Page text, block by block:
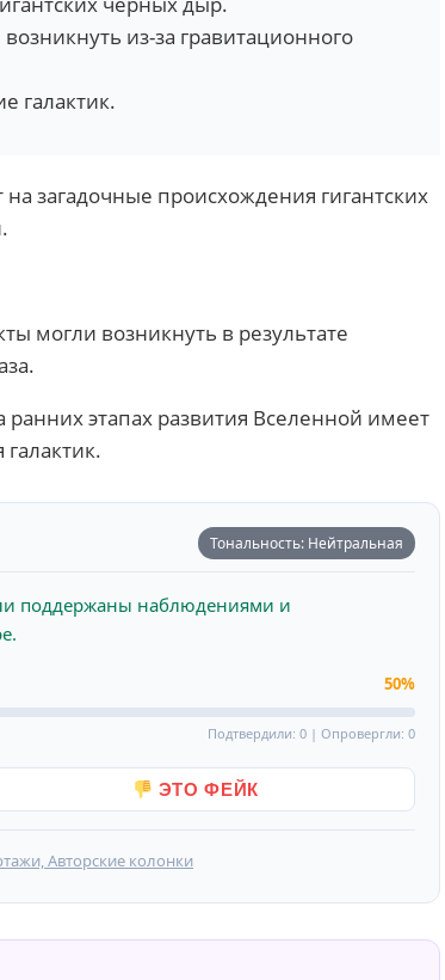
из-за гравитационного
галактик.
загадочные происхождения гигантских
могли возникнуть в результате
этапах развития Вселенной имеет
Тональность: Нейтральная
поддержаны наблюдениями и
50%
Подтвердили: 0 | Опровергли: 0
ЭТО ФЕЙК
Авторские колонки